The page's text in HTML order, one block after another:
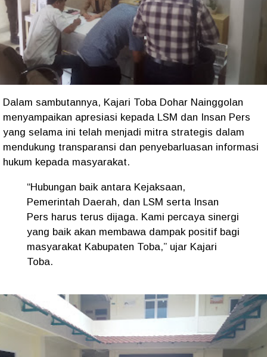
Dalam sambutannya, Kajari Toba Dohar Nainggolan
menyampaikan apresiasi kepada LSM dan Insan Pers
yang selama ini telah menjadi mitra strategis dalam
mendukung transparansi dan penyebarluasan informasi
hukum kepada masyarakat.
“Hubungan baik antara Kejaksaan,
Pemerintah Daerah, dan LSM serta Insan
Pers harus terus dijaga. Kami percaya sinergi
yang baik akan membawa dampak positif bagi
masyarakat Kabupaten Toba,” ujar Kajari
Toba.